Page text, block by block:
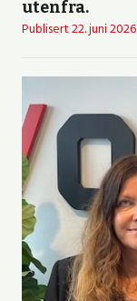
utenfra.
Publisert22. juni 2026